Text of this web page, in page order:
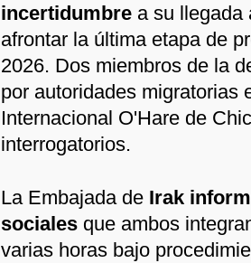
incertidumbre a su llegada
afrontar la última etapa de
2026. Dos miembros de la
por autoridades migratorias
Internacional O'Hare de
interrogatorios.
La Embajada de Irak
sociales que ambos
varias horas bajo